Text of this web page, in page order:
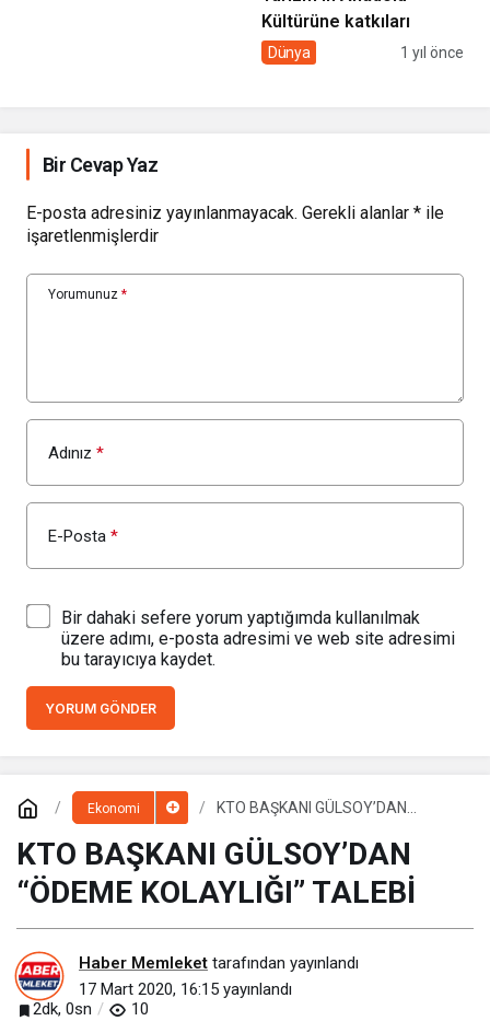
Kültürüne katkıları
Dünya 1 yıl önce
Bir Cevap Yaz
E-posta adresiniz yayınlanmayacak. Gerekli alanlar * ile
işaretlenmişlerdir
Yorumunuz *
Adınız *
E-Posta *
Bir dahaki sefere yorum yaptığımda kullanılmak
üzere adımı, e-posta adresimi ve web site adresimi
bu tarayıcıya kaydet.
YORUM GÖNDER
Ekonomi
KTO BAŞKANI GÜLSOY’DAN
KTO BAŞKANI GÜLSOY’DAN
“ÖDEME KOLAYLIĞI” TALEBİ
Haber Memleket tarafından yayınlandı
17 Mart 2020, 16:15 yayınlandı
2dk, 0sn
10